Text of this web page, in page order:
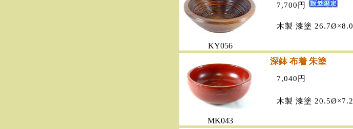
7,700円
木製 漆塗 26.7Ø×8.0
KY056
深鉢 布着 朱塗
7,040円
木製 漆塗 20.5Ø×7.2
MK043